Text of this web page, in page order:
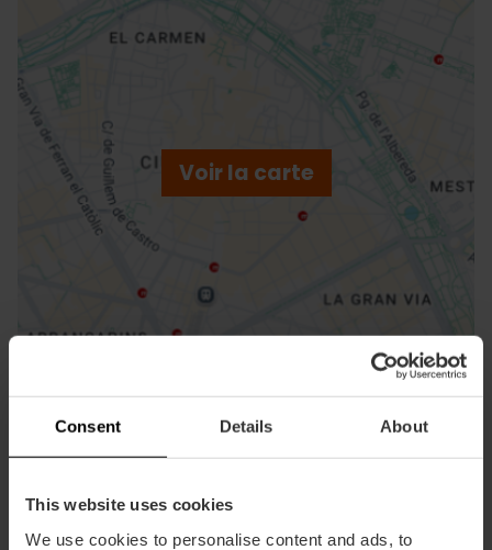
Consent Details About
This website uses cookies
We use cookies to personalise content and ads, to
Voir la carte